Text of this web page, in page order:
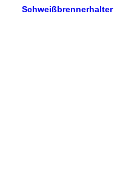
Schweißbrennerhalter